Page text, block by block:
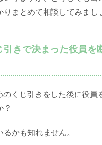
りまとめて相談してみまし
引きで決まった役員を
のくじ引きをした後に役員
？
るかも知れません。